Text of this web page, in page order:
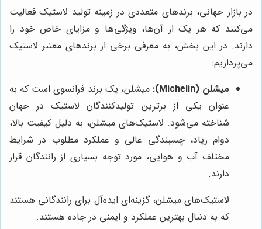
در بازار جهانی، برندهای متعددی در زمینه تولید لاستیک فعالیت
می‌کنند که هر یک از آن‌ها، ویژگی‌ها و مزایای خاص خود را
دارند. در این بخش، به معرفی برخی از برندهای معتبر لاستیک
می‌پردازیم:
میشلن (Michelin):
میشلن، یک برند فرانسوی است که به
عنوان یکی از برترین تولیدکنندگان لاستیک در جهان
شناخته می‌شود. لاستیک‌های میشلن، به دلیل کیفیت بالا،
دوام زیاد، چسبندگی عالی و عملکرد مطلوب در شرایط
مختلف آب و هوایی، مورد توجه بسیاری از رانندگان قرار
دارند.
لاستیک‌های میشلن، گزینه‌ای ایده‌آل برای رانندگانی هستند
که به دنبال بهترین عملکرد و ایمنی در جاده هستند.